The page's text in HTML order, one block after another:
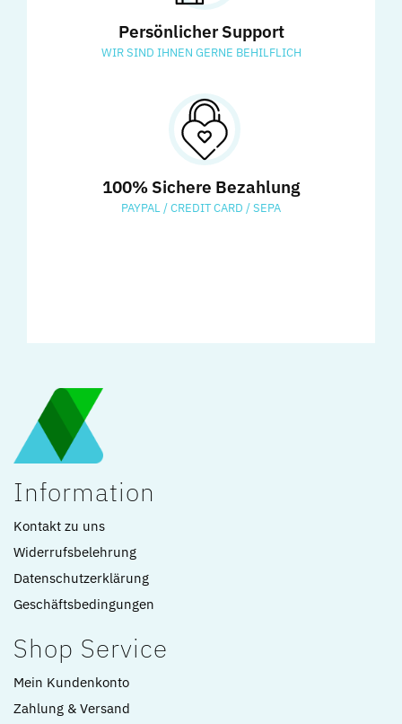
Persönlicher Support
WIR SIND IHNEN GERNE BEHILFLICH
100% Sichere Bezahlung
PAYPAL / CREDIT CARD / SEPA
Information
Kontakt zu uns
Widerrufsbelehrung
Datenschutzerklärung
Geschäftsbedingungen
Shop Service
Mein Kundenkonto
Zahlung & Versand